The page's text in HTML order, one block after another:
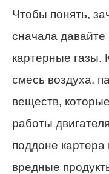
Чтобы понять,
сначала давайте
картерные газы.
смесь воздуха,
веществ,
работы
поддоне картера
вредные